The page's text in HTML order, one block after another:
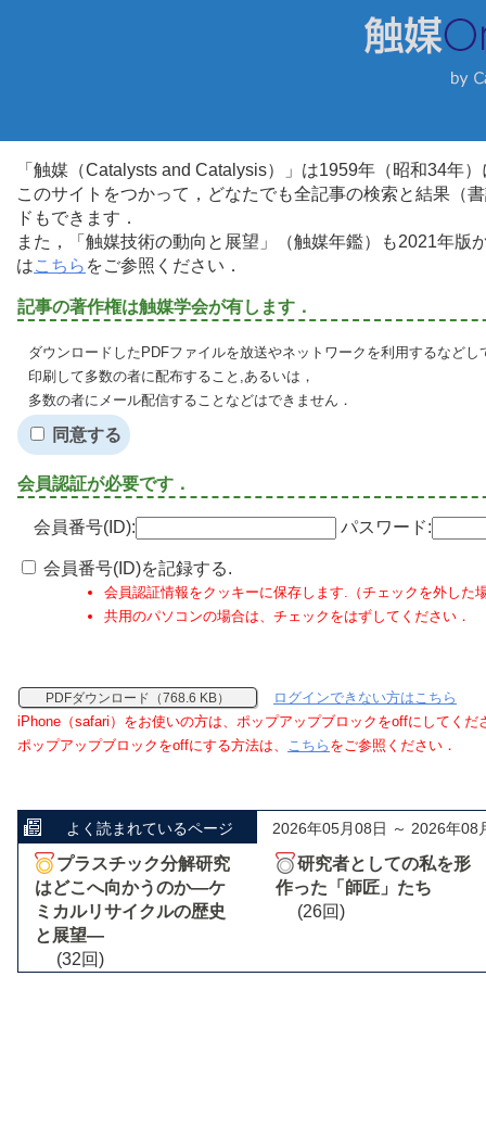
「触媒（Catalysts and Catalysis）」は1959年（昭和34年
このサイトをつかって，どなたでも全記事の検索と結果（
ドもできます．
また，「触媒技術の動向と展望」（触媒年鑑）も2021年
はこちら をご参照ください．
記事の著作権は触媒学会が有します．
ダウンロードしたPDFファイルを放送やネットワークを利用するなど
印刷して多数の者に配布すること,あるいは，
多数の者にメール配信することなどはできません．
同意する
会員認証が必要です．
会員番号(ID): パスワード:
会員番号(ID)を記録する.
会員認証情報をクッキーに保存します.（チェックを外した
共用のパソコンの場合は、チェックをはずしてください．
PDFダウンロード（768.6 KB）
ログインできない方はこちら
iPhone（safari）をお使いの方は、ポップアップブロックをoffにしてくだ
ポップアップブロックをoffにする方法は、 こちら をご参照ください．
よく読まれているページ 2026年05月08日 ～ 2026年08
プラスチック分解研究
はどこへ向かうのか―ケ
ミカルリサイクルの歴史
と展望―
(32回)
研究者としての私を形
作った「師匠」たち
(26回)